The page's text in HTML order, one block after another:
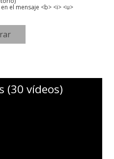
el mensaje <b> <i> <u>
(30 vídeos)